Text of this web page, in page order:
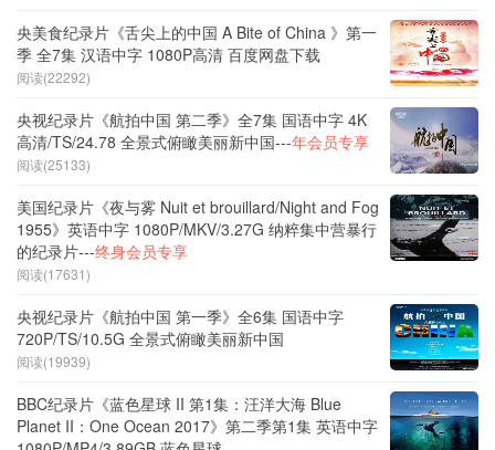
央美食纪录片《舌尖上的中国 A Bite of China 》第一
季 全7集 汉语中字 1080P高清 百度网盘下载
阅读(22292)
央视纪录片《航拍中国 第二季》全7集 国语中字 4K
高清/TS/24.78 全景式俯瞰美丽新中国---年会员专享
阅读(25133)
美国纪录片《夜与雾 Nuit et brouillard/Night and Fog
1955》英语中字 1080P/MKV/3.27G 纳粹集中营暴行
的纪录片---终身会员专享
阅读(17631)
央视纪录片《航拍中国 第一季》全6集 国语中字
720P/TS/10.5G 全景式俯瞰美丽新中国
阅读(19939)
BBC纪录片《蓝色星球 II 第1集：汪洋大海 Blue
Planet II：One Ocean 2017》第二季第1集 英语中字